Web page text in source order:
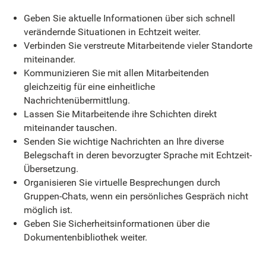
Geben Sie aktuelle Informationen über sich schnell
verändernde Situationen in Echtzeit weiter.
Verbinden Sie verstreute Mitarbeitende vieler Standorte
miteinander.
Kommunizieren Sie mit allen Mitarbeitenden
gleichzeitig für eine einheitliche
Nachrichtenübermittlung.
Lassen Sie Mitarbeitende ihre Schichten direkt
miteinander tauschen.
Senden Sie wichtige Nachrichten an Ihre diverse
Belegschaft in deren bevorzugter Sprache mit Echtzeit-
Übersetzung.
Organisieren Sie virtuelle Besprechungen durch
Gruppen-Chats, wenn ein persönliches Gespräch nicht
möglich ist.
Geben Sie Sicherheitsinformationen über die
Dokumentenbibliothek weiter.